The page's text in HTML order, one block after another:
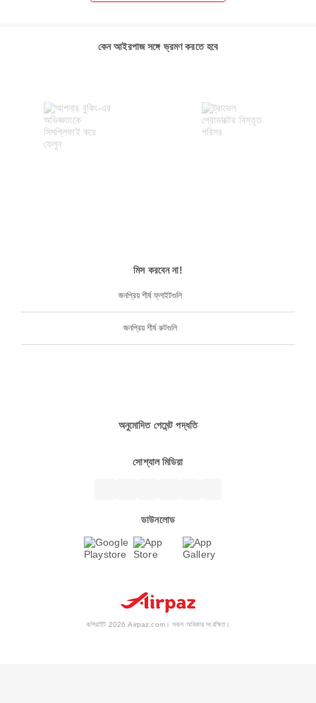
কেন আইরপাজ সঙ্গে ভ্রমণ করতে হবে
মিস করবেন না!
জনপ্রিয় শীর্ষ ফ্লাইটগুলি
জনপ্রিয় শীর্ষ রুটগুলি
অনুমোদিত পেমেন্ট পদ্ধতি
সোশ্যাল মিডিয়া
ডাউনলোড
কপিরাইট 2026 Airpaz.com। সকল অধিকার সংরক্ষিত।